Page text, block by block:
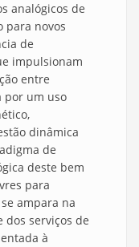
analógicos de
para novos
de
impulsionam
entre
por um uso
dinâmica
de
deste bem
para
ampara na
serviços de
à